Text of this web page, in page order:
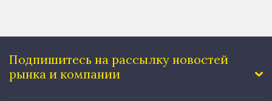
Подпишитесь на рассылку новостей
рынка и компании